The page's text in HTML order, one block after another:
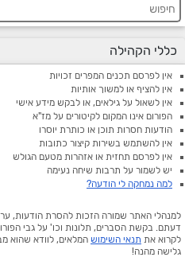
כללי הקהילה
אין לפרסם תכנים המפרים זכויות
אין להציף או למשוך אותיות
אין לשאול על גילאים, או לבקש מידע אישי
הפורום אינו המקום לקיטורים על מז"א
הודעות חסרות תוכן או כותרת יוסרו
אין להשתמש בשירות קיצור כתובות
אין לפרסם תחזית או אזהרות מטעם הגולש
יש לשמור על תרבות שיחה נעימה
למה נמחקה לי הודעה?
למנהלי האתר שמורה הזכות להסרת הודעות,
דעתם. בקשת הסברים, תלונות וכו' על גבי
לקרוא את תנאי השימוש המלאים, לוודא שהוא
גלישה מהנה!